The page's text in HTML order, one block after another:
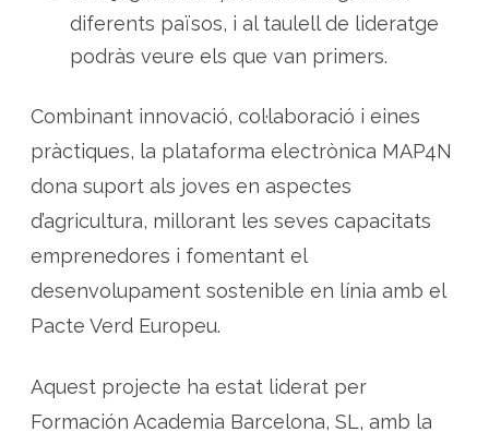
diferents països, i al taulell de lideratge
podràs veure els que van primers.
Combinant innovació, col·laboració i eines
pràctiques, la plataforma electrònica MAP4N
dona suport als joves en aspectes
d’agricultura, millorant les seves capacitats
emprenedores i fomentant el
desenvolupament sostenible en línia amb el
Pacte Verd Europeu.
Aquest projecte ha estat liderat per
Formación Academia Barcelona, SL, amb la